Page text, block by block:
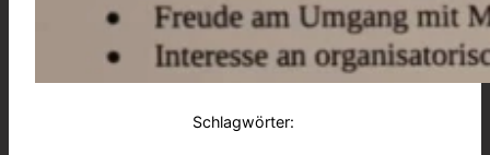
12. Dezember 2024in
vonBSA
Schlagwörter: